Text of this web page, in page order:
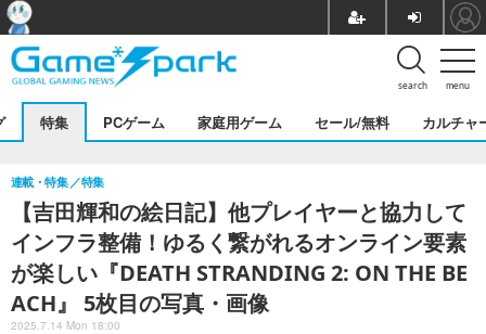
menu
search
特集 PCゲーム 家庭用ゲーム セール/無料 カルチャ
【吉田輝和の絵日記】他プレイヤーと協力して
インフラ整備！ゆるく繋がれるオンライン要素
が楽しい『DEATH STRANDING 2: ON THE BE
ACH』 5枚目の写真・画像
連載・特集 特集
2025.7.14 Mon 18:00